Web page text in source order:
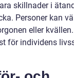
skillnader i
Personer kan
eller
för individens